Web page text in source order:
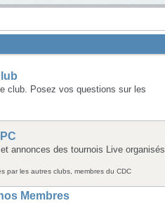
club. Posez vos questions sur les
annonces des tournois Live organisés
par les autres clubs, membres du CDC
Membres